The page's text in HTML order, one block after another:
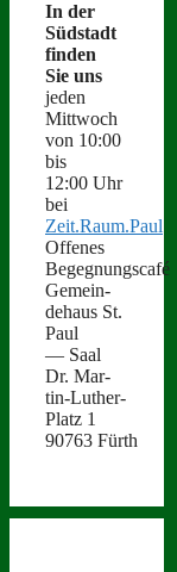
In der
Süd­stadt
find­en
Sie uns
jeden
Mittwoch
von 10:00
bis
12:00 Uhr
bei
Zeit.Raum.Paul
Offenes
Begegnungscafé
Gemein­
de­haus St.
Paul
— Saal
Dr. Mar­
tin-Luther-
Platz 1
90763 Fürth